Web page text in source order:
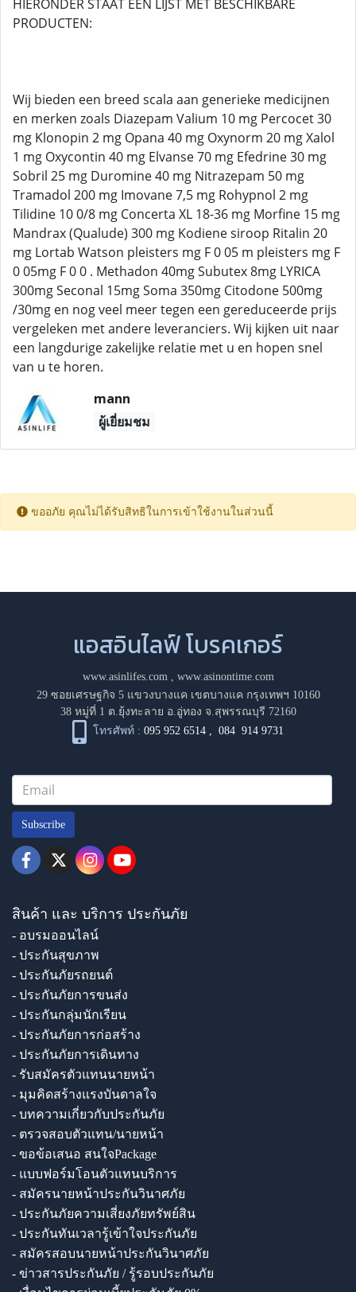
HIERONDER STAAT EEN LIJST MET BESCHIKBARE
PRODUCTEN:
Wij bieden een breed scala aan generieke medicijnen
en merken zoals Diazepam Valium 10 mg Percocet 30
mg Klonopin 2 mg Opana 40 mg Oxynorm 20 mg Xalol
1 mg Oxycontin 40 mg Elvanse 70 mg Efedrine 30 mg
Sobril 25 mg Duromine 40 mg Nitrazepam 50 mg
Tramadol 200 mg Imovane 7,5 mg Rohypnol 2 mg
Tilidine 10 0/8 mg Concerta XL 18-36 mg Morfine 15 mg
Mandrax (Qualude) 300 mg Kodiene siroop Ritalin 20
mg Lortab Watson pleisters mg F 0 05 m pleisters mg F
0 05mg F 0 0 . Methadon 40mg Subutex 8mg LYRICA
300mg Seconal 15mg Soma 350mg Citodone 500mg
/30mg en nog veel meer tegen een gereduceerde prijs
vergeleken met andere leveranciers. Wij kijken uit naar
een langdurige zakelijke relatie met u en hopen snel
van u te horen.
mann
ผู้เยี่ยมชม
ขออภัย คุณไม่ได้รับสิทธิในการเข้าใช้งานในส่วนนี้
แอสอินไลฟ์ โบรคเกอร์
www.asinlifes.com, www.asinontime.com
29 ซอยเศรษฐกิจ 5 แขวงบางแค เขตบางแค กรุงเทพฯ 10160
38 หมู่ที่ 1 ต.ยุ้งทะลาย อ.อู่ทอง จ.สุพรรณบุรี 72160
โทรศัพท์ : 095 952 6514 ,084 914 9731
Subscribe
สินค้า และ บริการ ประกันภัย
- อบรมออนไลน์
- ประกันสุขภาพ
- ประกันภัยรถยนต์
- ประกันภัยการขนส่ง
- ประกันกลุ่มนักเรียน
- ประกันภัยการก่อสร้าง
- ประกันภัยการเดินทาง
- รับสมัครตัวแทนนายหน้า
- มุมคิดสร้างแรงบันดาลใจ
- บทความเกี่ยวกับประกันภัย
- ตรวจสอบตัวแทน/นายหน้า
- ขอข้อเสนอ สนใจPackage
- แบบฟอร์มโอนตัวแทนบริการ
- สมัครนายหน้าประกันวินาศภัย
- ประกันภัยความเสี่ยงภัยทรัพย์สิน
- ประกันทันเวลารู้เข้าใจประกันภัย
- สมัครสอบนายหน้าประกันวินาศภัย
- ข่าวสารประกันภัย / รู้รอบประกันภัย